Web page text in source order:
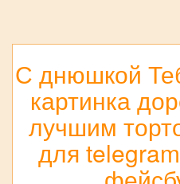
С днюшкой
картинка
лучшим
для